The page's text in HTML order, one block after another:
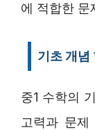
에 적합한 문
기초 개념
중1 수학의
고력과 문제